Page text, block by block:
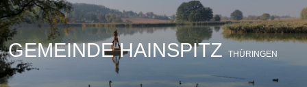
GEMEINDE HAINSPITZ THÜRINGEN